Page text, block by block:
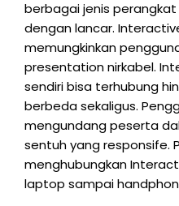
berbagai jenis
dengan lancar.
memungkinkan
presentation nirkabel.
sendiri bisa terhubung
berbeda sekaligus.
mengundang peserta
sentuh yang responsife.
menghubungkan
laptop sampai